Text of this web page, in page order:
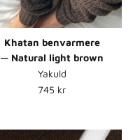
Khatan benvarmere
— Natural light brown
Yakuld
Normalpris
745 kr